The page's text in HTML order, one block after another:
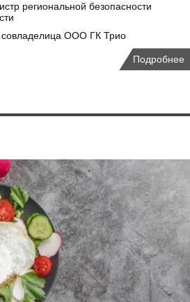
региональной безопасности
ООО ГК Трио
Подробнее